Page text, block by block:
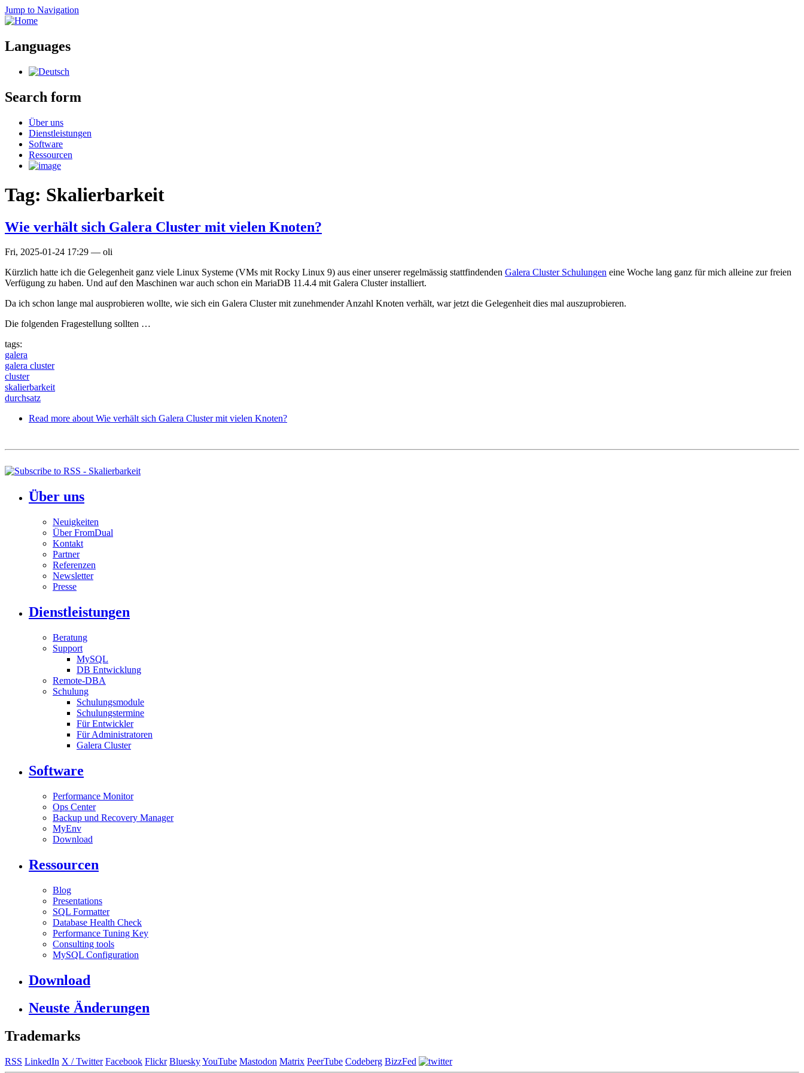
Jump to Navigation
Languages
Search form
Über uns
Dienstleistungen
Software
Ressourcen
Tag: Skalierbarkeit
Wie verhält sich Galera Cluster mit vielen Knoten?
Fri, 2025-01-24 17:29 — oli
Kürzlich hatte ich die Gelegenheit ganz viele Linux Systeme (VMs mit Rocky Linux 9) aus einer unserer regelmässig stattfindenden Galera Cluster Schulungen eine Woche lang ganz für mich alleine zur freien
Verfügung zu haben. Und auf den Maschinen war auch schon ein MariaDB 11.4.4 mit Galera Cluster installiert.
Da ich schon lange mal ausprobieren wollte, wie sich ein Galera Cluster mit zunehmender Anzahl Knoten verhält, war jetzt die Gelegenheit dies mal auszuprobieren.
Die folgenden Fragestellung sollten …
tags:
galera
galera cluster
cluster
skalierbarkeit
durchsatz
Read more about Wie verhält sich Galera Cluster mit vielen Knoten?
Über uns
Neuigkeiten
Über FromDual
Kontakt
Partner
Referenzen
Newsletter
Presse
Dienstleistungen
Beratung
Support
MySQL
DB Entwicklung
Remote-DBA
Schulung
Schulungsmodule
Schulungstermine
Für Entwickler
Für Administratoren
Galera Cluster
Software
Performance Monitor
Ops Center
Backup und Recovery Manager
MyEnv
Download
Ressourcen
Blog
Presentations
SQL Formatter
Database Health Check
Performance Tuning Key
Consulting tools
MySQL Configuration
Download
Neuste Änderungen
Trademarks
RSS LinkedIn X / Twitter Facebook Flickr BlueskyYouTube Mastodon Matrix PeerTube Codeberg BizzFed